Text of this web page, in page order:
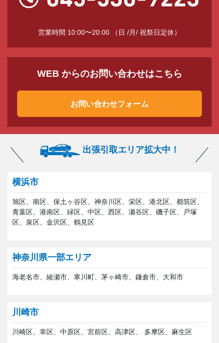
営業時間 10:00〜20:00 （日 /月/ 祝祭日定休）
WEB からのお問い合わせはこちら
お問い合わせフォーム
出張引取エリア拡大中！
横浜市
旭区、南区、保土ヶ谷区、神奈川区、栄区、港北区、都筑区、
青葉区、港南区、緑区、中区、西区、瀬谷区、磯子区、戸塚
区、泉区、金沢区、鶴見区
神奈川県一部エリア
海老名市、綾瀬市、寒川町、茅ヶ崎市、鎌倉市、大和市
川崎市
川崎区、幸区、中原区、宮前区、高津区、 多摩区、麻生区